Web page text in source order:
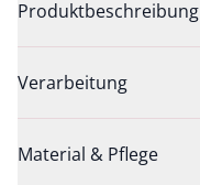
Produktbeschreibung
Verarbeitung
Material & Pflege